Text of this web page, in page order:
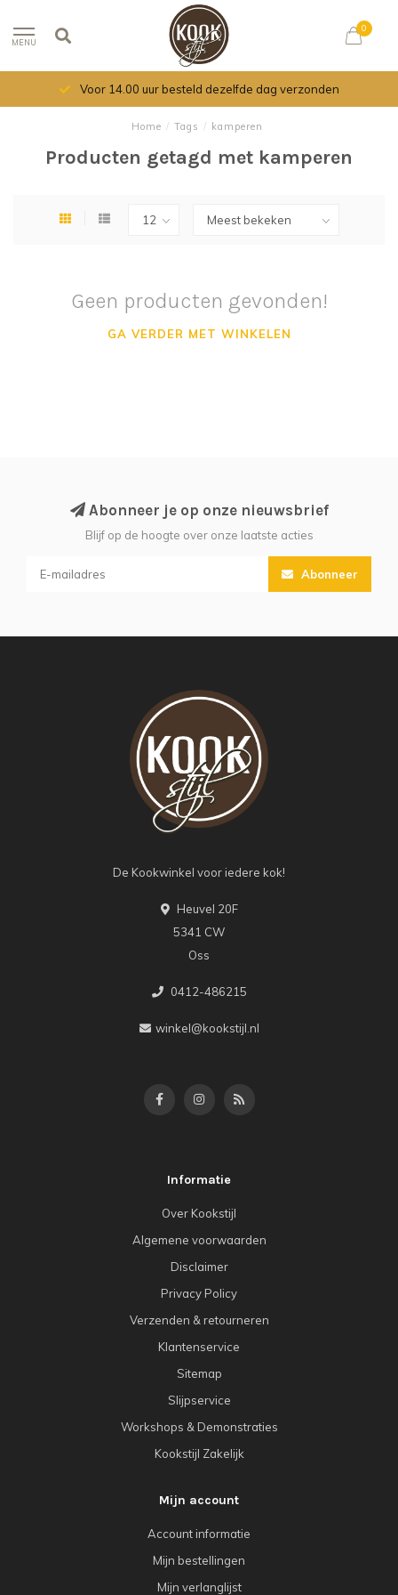
MENU
0
Voor 14.00 uur besteld dezelfde dag verzonden
Home / Tags / kamperen
Producten getagd met kamperen
Geen producten gevonden!
GA VERDER MET WINKELEN
Abonneer je op onze nieuwsbrief
Blijf op de hoogte over onze laatste acties
Abonneer
De Kookwinkel voor iedere kok!
Heuvel 20F
5341 CW
Oss
0412-486215
winkel@kookstijl.nl
Informatie
Over Kookstijl
Algemene voorwaarden
Disclaimer
Privacy Policy
Verzenden & retourneren
Klantenservice
Sitemap
Slijpservice
Workshops & Demonstraties
Kookstijl Zakelijk
Mijn account
Account informatie
Mijn bestellingen
Mijn verlanglijst